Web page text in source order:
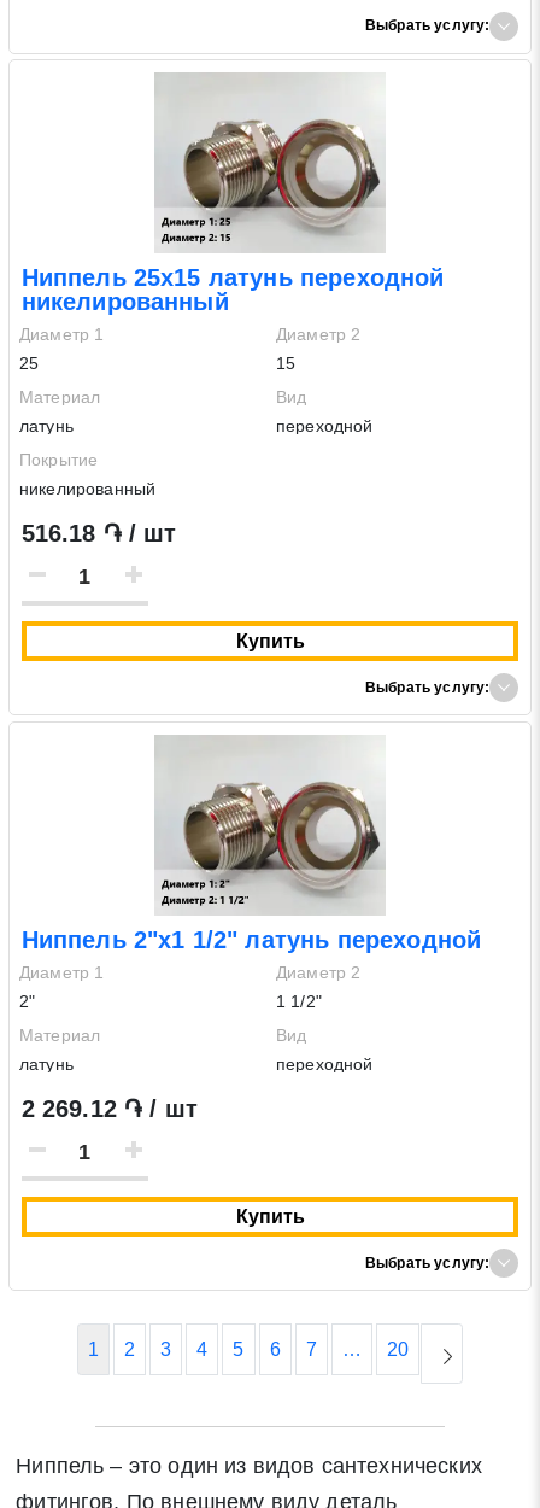
Выбрать услугу:
Ниппель 25х15 латунь переходной
никелированный
Диаметр 1
25
Диаметр 2
15
Материал
латунь
Вид
переходной
Покрытие
никелированный
516.18 ֏ / шт
Купить
Выбрать услугу:
Ниппель 2"х1 1/2" латунь переходной
Диаметр 1
2"
Диаметр 2
1 1/2"
Материал
латунь
Вид
переходной
2 269.12 ֏ / шт
Купить
Выбрать услугу:
1 2 3 4 5 6 7 … 20
Ниппель – это один из видов сантехнических
фитингов. По внешнему виду деталь